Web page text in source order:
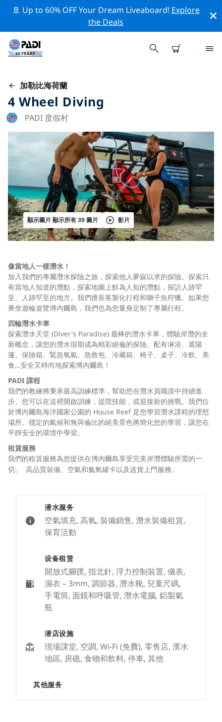
🚢 Up to 60% OFF Your Dream Liveaboard! Explore
the Deals
加勒比海荷蘭
4 Wheel Diving
PADI 度假村
顯示圖片 顯示所有 39 圖片 影片
像當地人一樣潛水！
加入我們的專屬潛水探險之旅，探索他人夢寐以求的探險。探索只
有當地人知道的潛點，探索地圖上鮮為人知的潛點，探訪人跡罕
至、人跡罕至的地方。我們擅長客製化行程和獅子魚狩獵。如果您
乘坐遊輪遊覽博內爾島，我們也為您量身定制了專屬行程。
四輪潛水卡車
探索潛水天堂 (Diver's Paradise) 最棒的潛水卡車，體驗岸潛的全
新概念，讓您的潛水假期成為精彩絕倫的探險。配有淋浴、遮陽
篷、保險箱、緊急氧氣、急救包、冷藏箱、椅子、桌子、冷飲、美
食…安全又時尚地探索博內爾島！
PADI 課程
我們的教練將秉承最高訓練標準，幫助您在潛水員職涯中持續進
步。您可以在這裡開啟訓練，提陞技能，或迎接新的挑戰。我們位
於博內爾島海洋國家公園的 House Reef 是您學習潛水課程的理想
場所。穩定的氣候和無與倫比的絕美景色將簡化您的學習，讓您在
平靜安全的環境中學習。
租賃服務
我們的租賃服務為您提供在博內爾島享受完美岸潛體驗所需的一
切。
高品質裝備、空氣和氮氧罐卡以及送貨上門服務。
潜水服务
空氣填充, 高氧, 裝備銷售, 潛水裝備租賃,
保育活動
设备租赁
開放式腳蹼, 指北針, 浮力控制裝置, 儀表,
濕衣 – 3mm, 調節器, 潛水靴, 兒童尺碼,
手電筒, 面鏡和呼吸管, 潛水電腦, 鋁製氣
瓶
潜店设施
現場課堂, 空調, Wi-Fi (免費), 零售店, 濱水
地區, 房礁, 食物和飲料, 停車, 其他
其他服务